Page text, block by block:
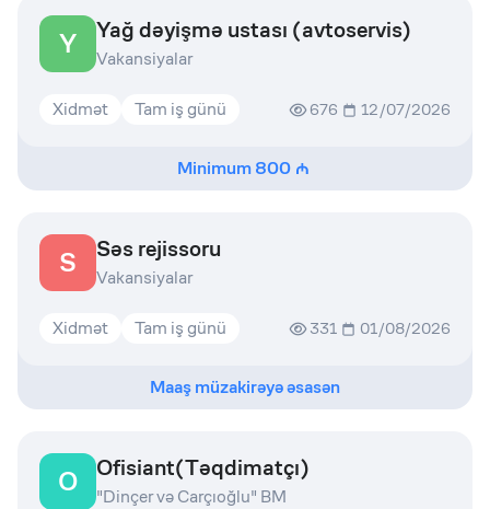
Y Yağ dəyişmə ustası (avtoservis)
Vakansiyalar
Xidmət Tam iş günü 676 12/07/2026
Minimum800
S Səs rejissoru
Vakansiyalar
Xidmət Tam iş günü 331 01/08/2026
Maaş müzakirəyə əsasən
O Ofisiant(Təqdimatçı)
"Dinçer və Carçıoğlu" BM